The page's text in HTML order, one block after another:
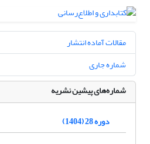
مقالات آماده انتشار
شماره جاری
شماره‌های پیشین نشریه
دوره 28 (1404)